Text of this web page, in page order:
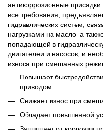
антикоррозионные
все требования,
гидравлических систем,
нагрузками на масло, а
попадающей в
двигателей и насосов, и
износа при смешанных
Повышает
приводом
Снижает износ при
Обладает повышенной